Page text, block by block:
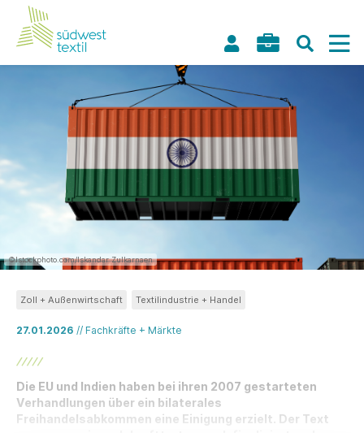
©Istockphoto.com/Iskandar Zulkarnaen
27.01.2026 // Fachkräfte + Märkte
Zoll + Außenwirtschaft Textilindustrie + Handel
Die EU und Indien haben bei ihren 2007 gestarteten
Verhandlungen über ein bilaterales
Freihandelsabkommen eine Einigung erzielt. Der Text